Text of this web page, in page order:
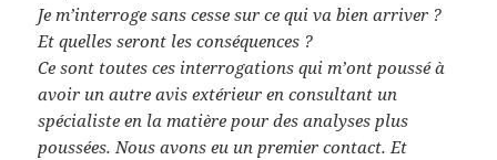
Je m’interroge sans cesse sur ce qui va bien arriver ?
Et quelles seront les conséquences ?
Ce sont toutes ces interrogations qui m’ont poussé à
avoir un autre avis extérieur en consultant un
spécialiste en la matière pour des analyses plus
poussées. Nous avons eu un premier contact. Et